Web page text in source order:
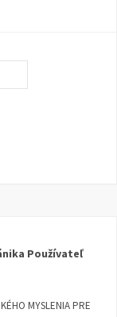
Používateľ
MYSLENIA PRE